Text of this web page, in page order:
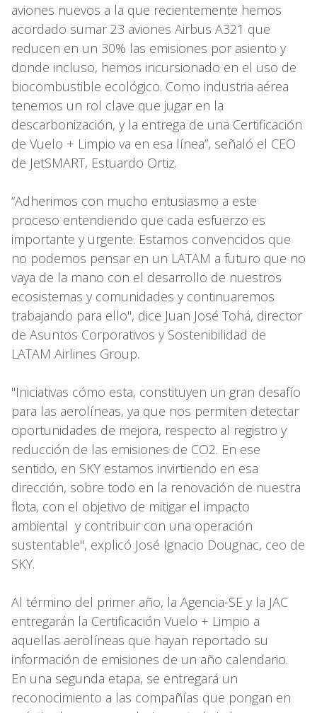
aviones nuevos a la que recientemente hemos
acordado sumar 23 aviones Airbus A321 que
reducen en un 30% las emisiones por asiento y
donde incluso, hemos incursionado en el uso de
biocombustible ecológico. Como industria aérea
tenemos un rol clave que jugar en la
descarbonización, y la entrega de una Certificación
de Vuelo + Limpio va en esa línea”, señaló el CEO
de JetSMART, Estuardo Ortiz.
“Adherimos con mucho entusiasmo a este
proceso entendiendo que cada esfuerzo es
importante y urgente. Estamos convencidos que
no podemos pensar en un LATAM a futuro que no
vaya de la mano con el desarrollo de nuestros
ecosistemas y comunidades y continuaremos
trabajando para ello", dice Juan José Tohá, director
de Asuntos Corporativos y Sostenibilidad de
LATAM Airlines Group.
"Iniciativas cómo esta, constituyen un gran desafío
para las aerolíneas, ya que nos permiten detectar
oportunidades de mejora, respecto al registro y
reducción de las emisiones de CO2. En ese
sentido, en SKY estamos invirtiendo en esa
dirección, sobre todo en la renovación de nuestra
flota, con el objetivo de mitigar el impacto
ambiental y contribuir con una operación
sustentable", explicó José Ignacio Dougnac, ceo de
SKY.
Al término del primer año, la Agencia-SE y la JAC
entregarán la Certificación Vuelo + Limpio a
aquellas aerolíneas que hayan reportado su
información de emisiones de un año calendario.
En una segunda etapa, se entregará un
reconocimiento a las compañías que pongan en